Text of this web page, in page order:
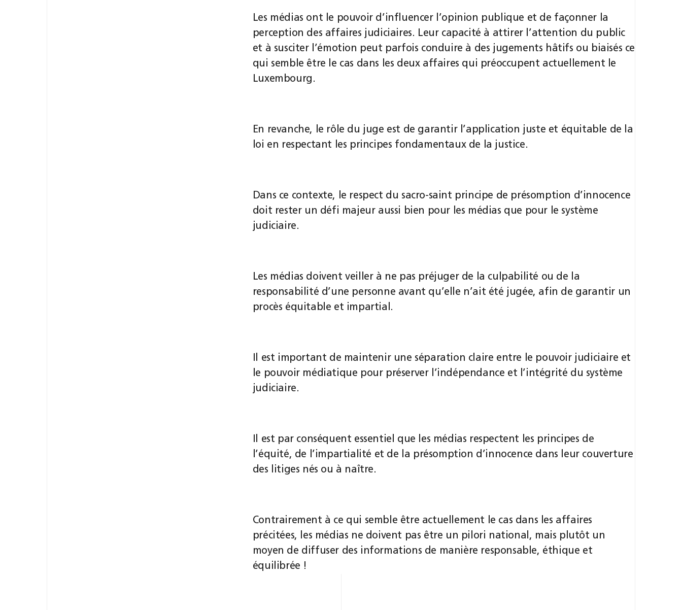
Les médias ont le pouvoir d’influencer l’opinion publique et de façonner la
perception des affaires judiciaires. Leur capacité à attirer l’attention du public
et à susciter l’émotion peut parfois conduire à des jugements hâtifs ou biaisés ce
qui semble être le cas dans les deux affaires qui préoccupent actuellement le
Luxembourg.
En revanche, le rôle du juge est de garantir l’application juste et équitable de la
loi en respectant les principes fondamentaux de la justice.
Dans ce contexte, le respect du sacro-saint principe de présomption d’innocence
doit rester un défi majeur aussi bien pour les médias que pour le système
judiciaire.
Les médias doivent veiller à ne pas préjuger de la culpabilité ou de la
responsabilité d’une personne avant qu’elle n’ait été jugée, afin de garantir un
procès équitable et impartial.
Il est important de maintenir une séparation claire entre le pouvoir judiciaire et
le pouvoir médiatique pour préserver l’indépendance et l’intégrité du système
judiciaire.
Il est par conséquent essentiel que les médias respectent les principes de
l’équité, de l’impartialité et de la présomption d’innocence dans leur couverture
des litiges nés ou à naître.
Contrairement à ce qui semble être actuellement le cas dans les affaires
précitées, les médias ne doivent pas être un pilori national, mais plutôt un
moyen de diffuser des informations de manière responsable, éthique et
équilibrée !